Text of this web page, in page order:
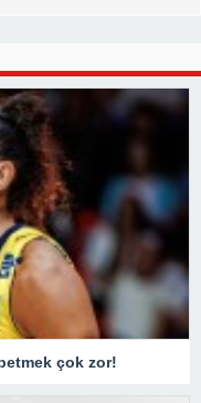
çok zor!